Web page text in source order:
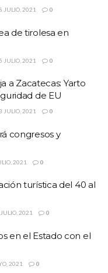
JULIO, 2021 0
de tirolesa en
JULIO, 2021 0
a Zacatecas: Yarto
de EU
JULIO, 2021 0
congresos y
2021 0
turística del 40 al
2021 0
en el Estado con el
2021 0